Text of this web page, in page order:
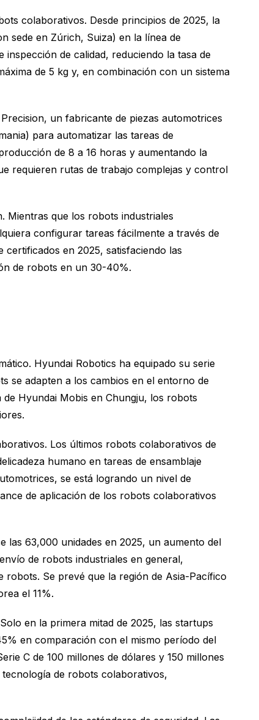
colaborativos. Desde principios de 2025, la
sede en Zúrich, Suiza) en la línea de
inspección de calidad, reduciendo la tasa de
de 5 kg y, en combinación con un sistema
un fabricante de piezas automotrices
para automatizar las tareas de
de 8 a 16 horas y aumentando la
requieren rutas de trabajo complejas y control
Mientras que los robots industriales
configurar tareas fácilmente a través de
en 2025, satisfaciendo las
de robots en un 30-40%.
Hyundai Robotics ha equipado su serie
se adapten a los cambios en el entorno de
Hyundai Mobis en Chungju, los robots
Los últimos robots colaborativos de
humano en tareas de ensamblaje
se está logrando un nivel de
de aplicación de los robots colaborativos
las 63,000 unidades en 2025, un aumento del
de robots industriales en general,
Se prevé que la región de Asia-Pacífico
el 11%.
en la primera mitad de 2025, las startups
en comparación con el mismo período del
C de 100 millones de dólares y 150 millones
de robots colaborativos,